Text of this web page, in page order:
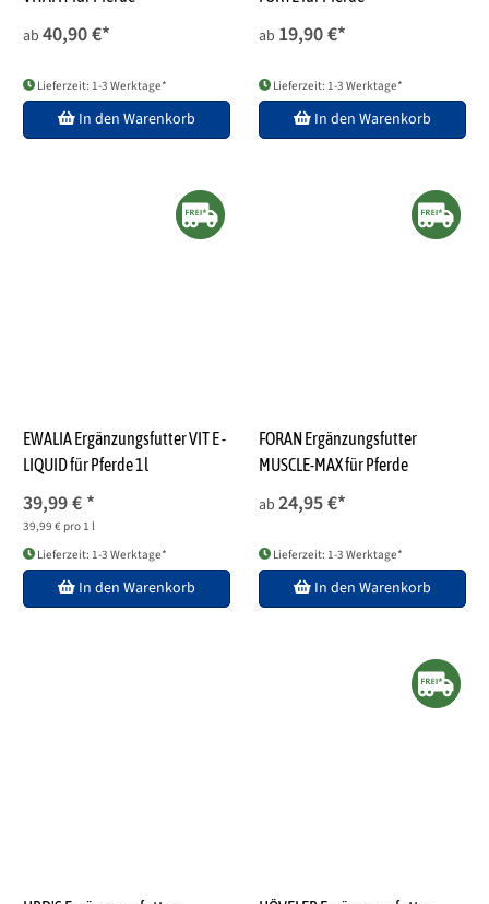
ab 40,90 €*
Lieferzeit: 1-3 Werktage*
In den Warenkorb
ab 19,90 €*
Lieferzeit: 1-3 Werktage*
In den Warenkorb
EWALIA Ergänzungsfutter VIT E -
LIQUID für Pferde 1l
39,99 € *
39,99 € pro 1 l
Lieferzeit: 1-3 Werktage*
In den Warenkorb
FORAN Ergänzungsfutter
MUSCLE-MAX für Pferde
ab 24,95 €*
Lieferzeit: 1-3 Werktage*
In den Warenkorb